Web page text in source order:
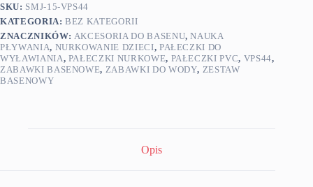
SKU: SMJ-15-VPS44
KATEGORIA:BEZ KATEGORII
ZNACZNIKÓW: AKCESORIA DO BASENU,NAUKA
PŁYWANIA, NURKOWANIE DZIECI, PAŁECZKI DO
WYŁAWIANIA, PAŁECZKI NURKOWE, PAŁECZKI PVC, VPS44,
ZABAWKI BASENOWE, ZABAWKI DO WODY, ZESTAW
BASENOWY
Opis